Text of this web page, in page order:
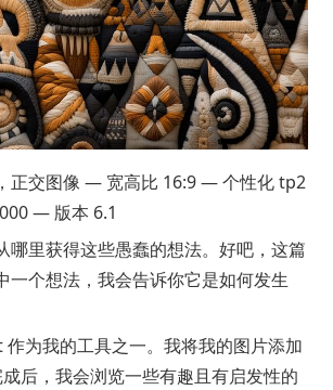
正交图像 — 宽高比 16:9 — 个性化 tp2
— 版本 6.1
哪里获得这些愚蠢的想法。好吧，这篇
一个想法，我会告诉你它是如何发生
为我的工具之一。我将我的图片添加
后，我会浏览一些有趣且有启发性的